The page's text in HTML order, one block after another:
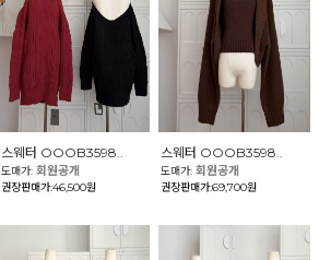
스웨터 OOOB3598..
도매가: 회원공개
권장판매가:46,500원
스웨터 OOOB3598..
도매가:회원공개
권장판매가:69,700원